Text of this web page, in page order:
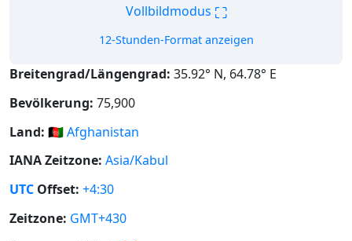
Vollbildmodus ⛶
12-Stunden-Format anzeigen
Breitengrad/Längengrad: 35.92° N, 64.78° E
Bevölkerung: 75,900
Land: 🇦🇫Afghanistan
IANA Zeitzone: Asia/Kabul
UTC Offset: +4:30
Zeitzone: GMT+430